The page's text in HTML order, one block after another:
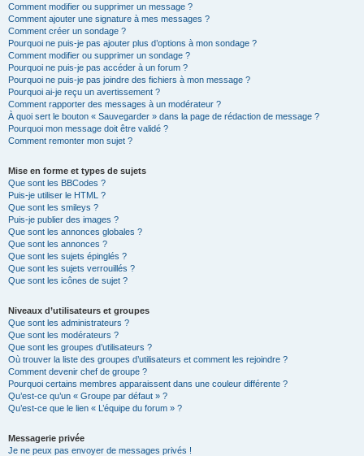
Comment modifier ou supprimer un message ?
Comment ajouter une signature à mes messages ?
Comment créer un sondage ?
Pourquoi ne puis-je pas ajouter plus d’options à mon sondage ?
Comment modifier ou supprimer un sondage ?
Pourquoi ne puis-je pas accéder à un forum ?
Pourquoi ne puis-je pas joindre des fichiers à mon message ?
Pourquoi ai-je reçu un avertissement ?
Comment rapporter des messages à un modérateur ?
À quoi sert le bouton « Sauvegarder » dans la page de rédaction de message ?
Pourquoi mon message doit être validé ?
Comment remonter mon sujet ?
Mise en forme et types de sujets
Que sont les BBCodes ?
Puis-je utiliser le HTML ?
Que sont les smileys ?
Puis-je publier des images ?
Que sont les annonces globales ?
Que sont les annonces ?
Que sont les sujets épinglés ?
Que sont les sujets verrouillés ?
Que sont les icônes de sujet ?
Niveaux d’utilisateurs et groupes
Que sont les administrateurs ?
Que sont les modérateurs ?
Que sont les groupes d’utilisateurs ?
Où trouver la liste des groupes d’utilisateurs et comment les rejoindre ?
Comment devenir chef de groupe ?
Pourquoi certains membres apparaissent dans une couleur différente ?
Qu’est-ce qu’un « Groupe par défaut » ?
Qu’est-ce que le lien « L’équipe du forum » ?
Messagerie privée
Je ne peux pas envoyer de messages privés !